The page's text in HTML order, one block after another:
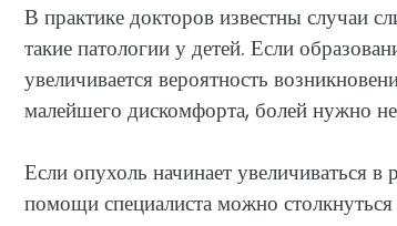
В практике докторов известны случаи
такие патологии у детей. Если
увеличивается вероятность
малейшего дискомфорта, болей нужно
Если опухоль начинает увеличиваться
помощи специалиста можно столкнуться